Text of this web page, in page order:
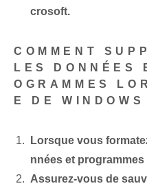
crosoft.
COMMENT
LES DONNÉES
OGRAMMES
E DE
Lorsque vous
nnées et
Assurez-vous de